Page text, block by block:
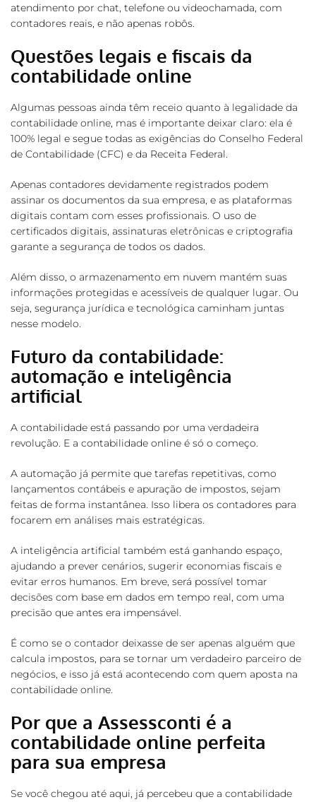
atendimento por chat, telefone ou videochamada, com
contadores reais, e não apenas robôs.
Questões legais e fiscais da
contabilidade online
Algumas pessoas ainda têm receio quanto à legalidade da
contabilidade online, mas é importante deixar claro: ela é
100% legal e segue todas as exigências do Conselho Federal
de Contabilidade (CFC) e da Receita Federal.
Apenas contadores devidamente registrados podem
assinar os documentos da sua empresa, e as plataformas
digitais contam com esses profissionais. O uso de
certificados digitais, assinaturas eletrônicas e criptografia
garante a segurança de todos os dados.
Além disso, o armazenamento em nuvem mantém suas
informações protegidas e acessíveis de qualquer lugar. Ou
seja, segurança jurídica e tecnológica caminham juntas
nesse modelo.
Futuro da contabilidade:
automação e inteligência
artificial
A contabilidade está passando por uma verdadeira
revolução. E a contabilidade online é só o começo.
A automação já permite que tarefas repetitivas, como
lançamentos contábeis e apuração de impostos, sejam
feitas de forma instantânea. Isso libera os contadores para
focarem em análises mais estratégicas.
A inteligência artificial também está ganhando espaço,
ajudando a prever cenários, sugerir economias fiscais e
evitar erros humanos. Em breve, será possível tomar
decisões com base em dados em tempo real, com uma
precisão que antes era impensável.
É como se o contador deixasse de ser apenas alguém que
calcula impostos, para se tornar um verdadeiro parceiro de
negócios, e isso já está acontecendo com quem aposta na
contabilidade online.
Por que a Assessconti é a
contabilidade online perfeita
para sua empresa
Se você chegou até aqui, já percebeu que a contabilidade